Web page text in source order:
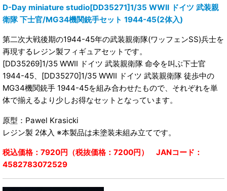
D-Day miniature studio[DD35271]1/35 WWII ドイツ 武装親
衛隊 下士官/MG34機関銃手セット 1944-45(2体入)
第二次大戦後期の1944-45年の武装親衛隊(ワッフェンSS)兵士を
再現するレジン製フィギュアセットです。
[DD35269]1/35 WWII ドイツ 武装親衛隊 命令を叫ぶ下士官
1944-45、[DD35270]1/35 WWII ドイツ 武装親衛隊 徒歩中の
MG34機関銃手 1944-45を組み合わせたもので、それぞれを単
体で揃えるより少しお得なセットとなっています。
原型：Pawel Krasicki
レジン製 2体入 ※本製品は未塗装未組み立てです。
税込価格：7920円（税抜価格：7200円） JANコード：
4582783072529